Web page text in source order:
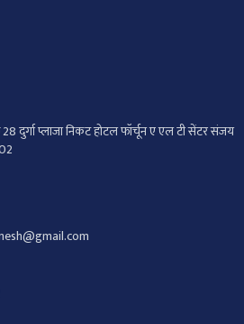
दुर्गा प्लाजा निकट होटल फॉर्चून ए एल टी सेंटर संजय